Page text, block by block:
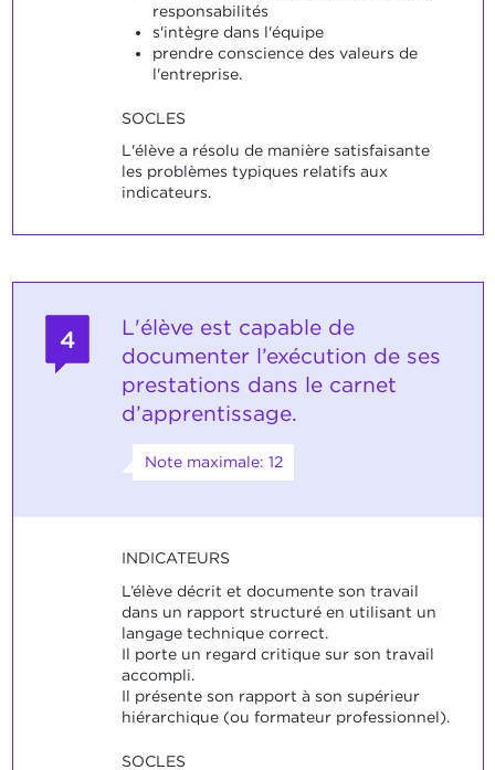
responsabilités
s'intègre dans l'équipe
prendre conscience des valeurs de
l'entreprise.
SOCLES
L'élève a résolu de manière satisfaisante
les problèmes typiques relatifs aux
indicateurs.
4
L'élève est capable de
documenter l’exécution de ses
prestations dans le carnet
d’apprentissage.
Note maximale: 12
INDICATEURS
L’élève décrit et documente son travail
dans un rapport structuré en utilisant un
langage technique correct.
Il porte un regard critique sur son travail
accompli.
Il présente son rapport à son supérieur
hiérarchique (ou formateur professionnel).
SOCLES